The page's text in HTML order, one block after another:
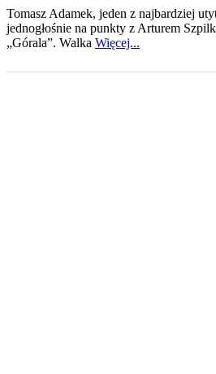
Tomasz Adamek, jeden z najbardziej
jednogłośnie na punkty z Arturem
„Górala”. Walka Więcej...